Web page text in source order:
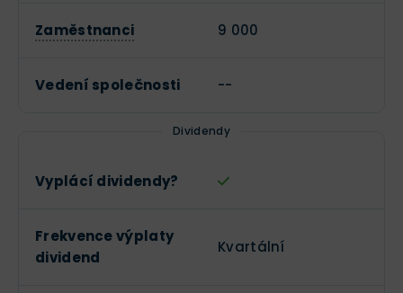
Zaměstnanci 9 000
Vedení společnosti --
Dividendy
Vyplácí dividendy?
Frekvence výplaty
dividend
Kvartální